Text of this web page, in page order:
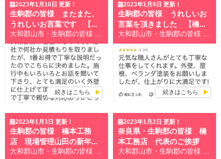
2023年1月10日 更新！
生駒郡の皆様 またまた、
うれしいお言葉です 【...
続きはこちら
2023年1月9日 更新！
生駒郡の皆様 うれしいお
言葉を頂きました 【橋...
続きはこちら
2023年1月3日 更新！
生駒郡の皆様 橋本工務
店 現場管理山田の新年...
2023年1月2日 更新！
奈良県・生駒郡の皆様 橋
本工務店 代表のご挨拶